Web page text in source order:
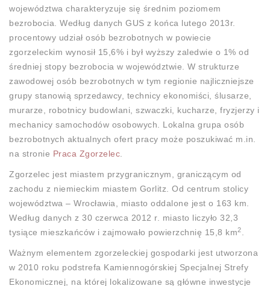
województwa charakteryzuje się średnim poziomem
bezrobocia. Według danych GUS z końca lutego 2013r.
procentowy udział osób bezrobotnych w powiecie
zgorzeleckim wynosił 15,6% i był wyższy zaledwie o 1% od
średniej stopy bezrobocia w województwie. W strukturze
zawodowej osób bezrobotnych w tym regionie najliczniejsze
grupy stanowią sprzedawcy, technicy ekonomiści, ślusarze,
murarze, robotnicy budowlani, szwaczki, kucharze, fryzjerzy i
mechanicy samochodów osobowych. Lokalna grupa osób
bezrobotnych aktualnych ofert pracy może poszukiwać m.in.
na stronie Praca Zgorzelec.
Zgorzelec jest miastem przygranicznym, graniczącym od
zachodu z niemieckim miastem Gorlitz. Od centrum stolicy
województwa – Wrocławia, miasto oddalone jest o 163 km.
Według danych z 30 czerwca 2012 r. miasto liczyło 32,3
tysiące mieszkańców i zajmowało powierzchnię 15,8 km2.
Ważnym elementem zgorzeleckiej gospodarki jest utworzona
w 2010 roku podstrefa Kamiennogórskiej Specjalnej Strefy
Ekonomicznej, na której lokalizowane są główne inwestycje